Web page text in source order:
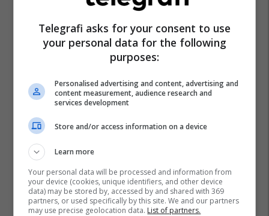
Telegrafi asks for your consent to use
your personal data for the following
purposes:
Personalised advertising and content, advertising and
content measurement, audience research and
services development
Store and/or access information on a device
Learn more
Your personal data will be processed and information from
your device (cookies, unique identifiers, and other device
data) may be stored by, accessed by and shared with 369
partners, or used specifically by this site. We and our partners
may use precise geolocation data. List of partners.